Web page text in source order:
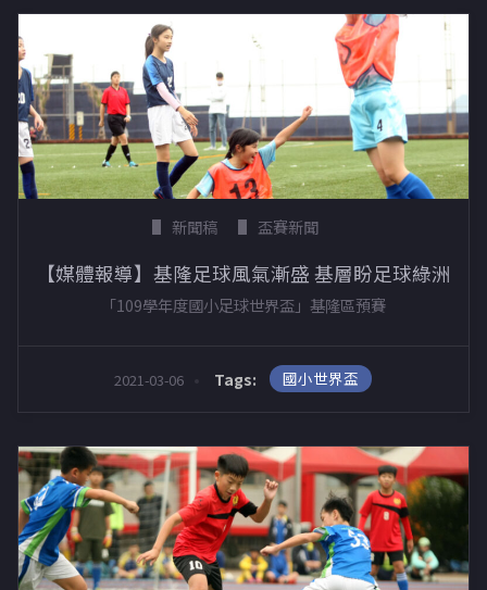
新聞稿 盃賽新聞
【媒體報導】基隆足球風氣漸盛 基層盼足球綠洲
「109學年度國小足球世界盃」基隆區預賽
2021-03-06 Tags: 國小世界盃